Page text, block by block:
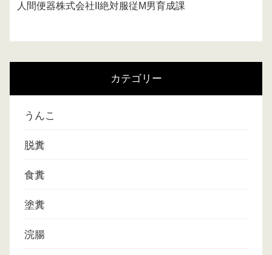
人間便器株式会社II絶対服従M男育成課
カテゴリー
うんこ
脱糞
食糞
塗糞
浣腸